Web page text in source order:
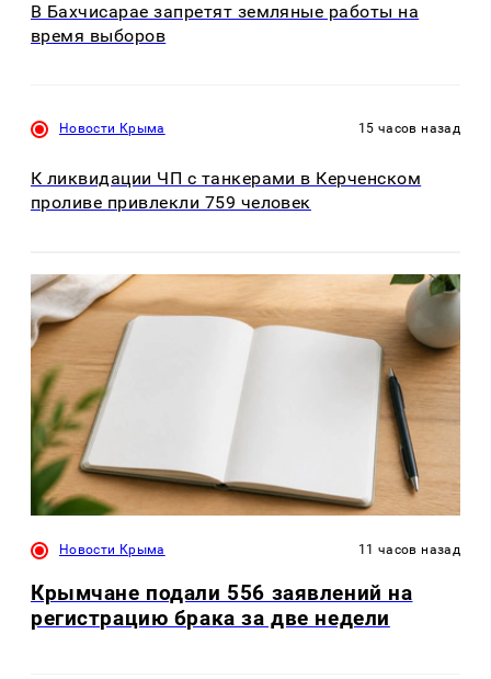
В Бахчисарае запретят земляные работы на
время выборов
Новости Крыма 15 часов назад
К ликвидации ЧП с танкерами в Керченском
проливе привлекли 759 человек
Новости Крыма 11 часов назад
Крымчане подали 556 заявлений на
регистрацию брака за две недели